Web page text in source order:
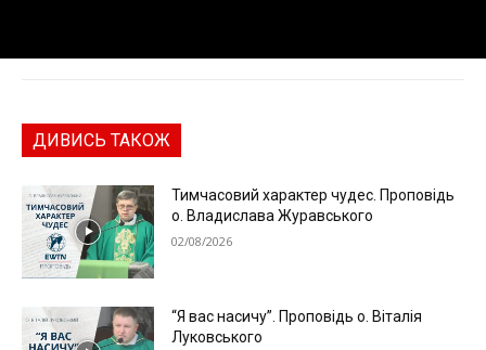
ДИВИСЬ ТАКОЖ
Тимчасовий характер чудес. Проповідь
о. Владислава Журавського
02/08/2026
“Я вас насичу”. Проповідь о. Віталія
Луковського